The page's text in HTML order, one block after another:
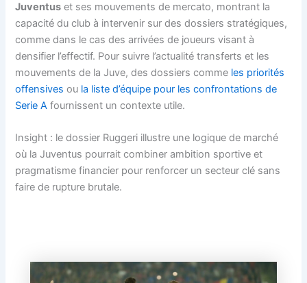
Juventus et ses mouvements de mercato, montrant la
capacité du club à intervenir sur des dossiers stratégiques,
comme dans le cas des arrivées de joueurs visant à
densifier l’effectif. Pour suivre l’actualité transferts et les
mouvements de la Juve, des dossiers comme les priorités
offensives ou la liste d’équipe pour les confrontations de
Serie A fournissent un contexte utile.
Insight : le dossier Ruggeri illustre une logique de marché
où la Juventus pourrait combiner ambition sportive et
pragmatisme financier pour renforcer un secteur clé sans
faire de rupture brutale.